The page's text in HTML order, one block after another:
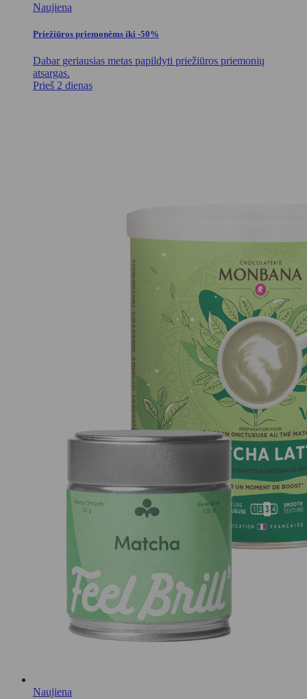
Naujiena
Priežiūros priemonėms iki -50%
Dabar geriausias metas papildyti priežiūros priemonių
atsargas.
Prieš 2 dienas
Naujiena